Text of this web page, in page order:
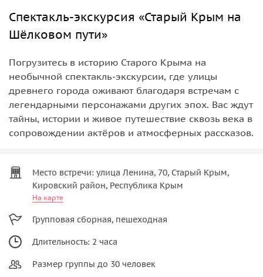
Спектакль-экскурсия «Старый Крым на
Шёлковом пути»
Погрузитесь в историю Старого Крыма на
необычной спектакль-экскурсии, где улицы
древнего города оживают благодаря встречам с
легендарными персонажами других эпох. Вас ждут
тайны, истории и живое путешествие сквозь века в
сопровождении актёров и атмосферных рассказов.
Место встречи: улица Ленина, 70, Старый Крым,
Кировский район, Республика Крым
На карте
Групповая сборная, пешеходная
Длительность: 2 часа
Размер группы до 30 человек